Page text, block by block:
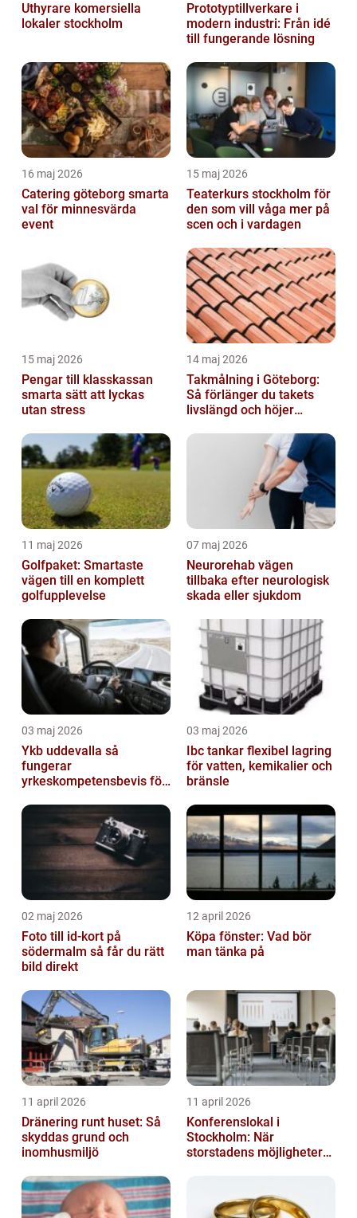
Uthyrare komersiella
lokaler stockholm
Prototyptillverkare i
modern industri: Från idé
till fungerande lösning
16 maj 2026
Catering göteborg smarta
val för minnesvärda
event
15 maj 2026
Teaterkurs stockholm för
den som vill våga mer på
scen och i vardagen
15 maj 2026
Pengar till klasskassan
smarta sätt att lyckas
utan stress
14 maj 2026
Takmålning i Göteborg:
Så förlänger du takets
livslängd och höjer
11 maj 2026
Golfpaket: Smartaste
vägen till en komplett
golfupplevelse
07 maj 2026
Neurorehab vägen
tillbaka efter neurologisk
skada eller sjukdom
03 maj 2026
Ykb uddevalla så
fungerar
yrkeskompetensbevis för
03 maj 2026
Ibc tankar flexibel lagring
för vatten, kemikalier och
bränsle
02 maj 2026
Foto till id-kort på
södermalm så får du rätt
bild direkt
12 april 2026
Köpa fönster: Vad bör
man tänka på
11 april 2026
Dränering runt huset: Så
skyddas grund och
inomhusmiljö
11 april 2026
Konferenslokal i
Stockholm: När
storstadens möjligheter